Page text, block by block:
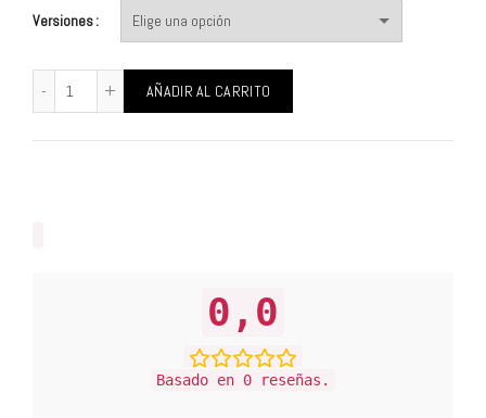
Versiones
AÑADIR AL CARRITO
0,0
Basado en 0 reseñas.